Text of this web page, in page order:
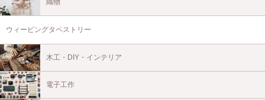
織物
ウィービングタペストリー
木工・DIY・インテリア
電子工作